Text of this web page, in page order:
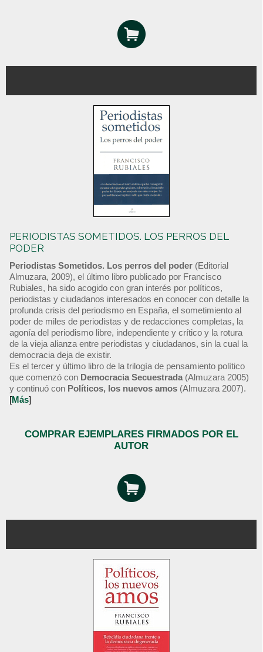
PERIODISTAS SOMETIDOS. LOS PERROS DEL
PODER
Periodistas Sometidos. Los perros del poder (Editorial
Almuzara, 2009), el último libro publicado por Francisco
Rubiales, ha sido acogido con gran interés por políticos,
periodistas y ciudadanos interesados en conocer con detalle la
profunda crisis del periodismo en España, el sometimiento al
poder de miles de periodistas y de redacciones completas, la
agonía del periodismo libre, independiente y crítico y la rotura
de la vieja alianza entre periodistas y ciudadanos, sin la cual la
democracia deja de existir.
Es el tercer y último libro de la trilogía de pensamiento político
que comenzó con Democracia Secuestrada (Almuzara 2005)
y continuó con Políticos, los nuevos amos (Almuzara 2007).
[Más]
COMPRAR EJEMPLARES FIRMADOS POR EL
AUTOR